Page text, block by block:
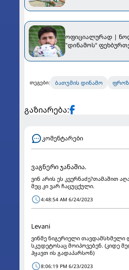
ოფიციალურად |
"დინამოს"
თეგები: ბათუმის დინამო
გაზიარება:
კომენტარები
ვაგნერი ჯანაშია.
ვინ არის ეს კვერნაძე?თამაშით
მეც კი ვარ ჩაცუცქული.
4:48:54 AM 6/24/2023
Levani
ვინმე ნიგერიელი თავდამსხმელი
სკუდეტოსაც მოიპოვებენ. (კიდე
ჰყავთ ის გადაპარსონ)
8:06:19 PM 6/23/2023